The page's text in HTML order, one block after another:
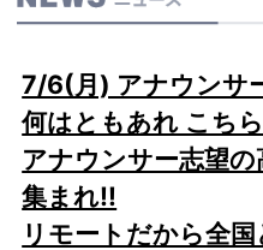
7/6(月) アナウンサ
何はともあれ こち
アナウンサー志望
集まれ!!
リモートだから全